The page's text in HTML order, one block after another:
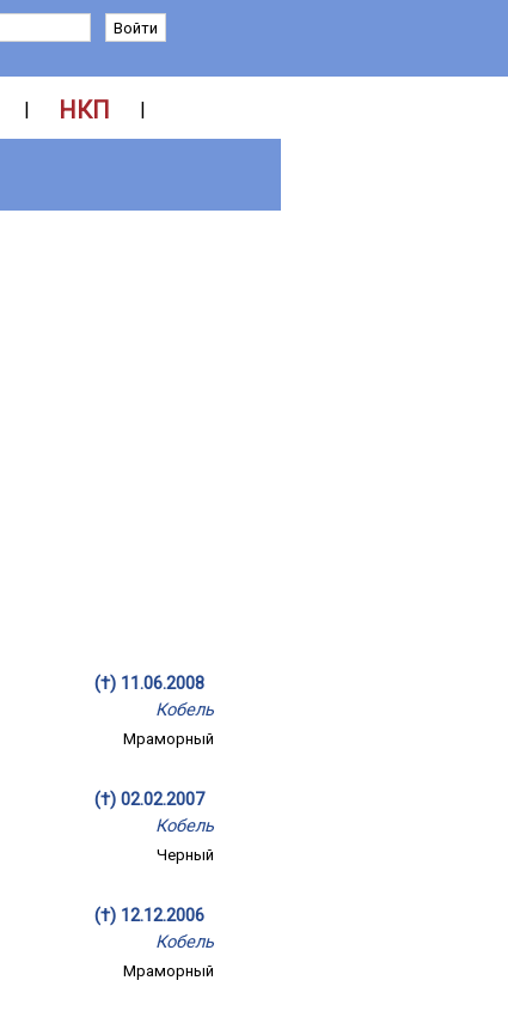
| НКП |
(†) 11.06.2008
Кобель
Мраморный
(†) 02.02.2007
Кобель
Черный
(†) 12.12.2006
Кобель
Мраморный